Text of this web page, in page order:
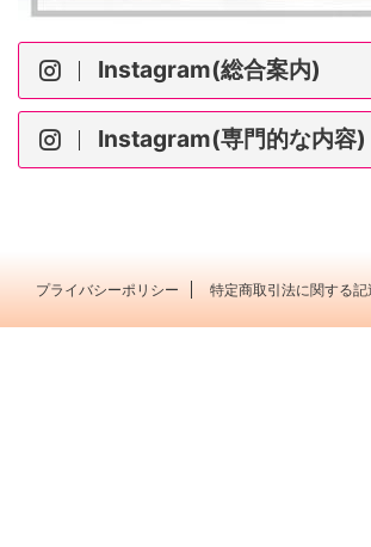
Instagram(総合案内)
Instagram(専門的な内容)
プライバシーポリシー 特定商取引法に関する記